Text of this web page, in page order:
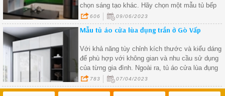
chọn sáng tạo khác. Hãy chọn một mẫu tủ bếp
phù hợp với phong cách và yêu cầu của bạn để
tạo nên không gian bếp hoàn hảo
606 09/06/2023
Mẫu tủ áo cửa lùa đụng trần ở Gò Vấp
Với khả năng tùy chỉnh kích thước và kiểu dáng
để phù hợp với không gian và nhu cầu sử dụng
của từng gia đình. Ngoài ra, tủ áo cửa lùa đụng
trần còn được làm từ những chất liệu chất lượng
cao, giúp đảm bảo độ bền và độ an toàn cho
783 07/04/2023